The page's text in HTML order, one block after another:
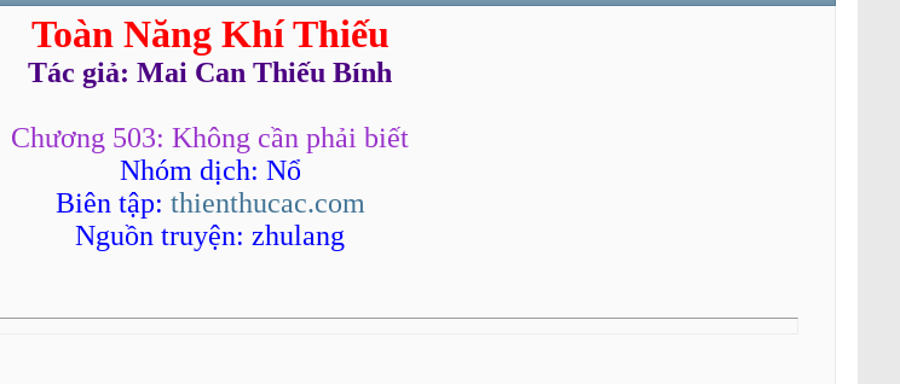
Toàn Năng Khí Thiếu
Tác giả: Mai Can Thiếu Bính
Chương 503: Không cần phải biết
Nhóm dịch: Nổ
Biên tập: thienthucac.com
Nguồn truyện: zhulang